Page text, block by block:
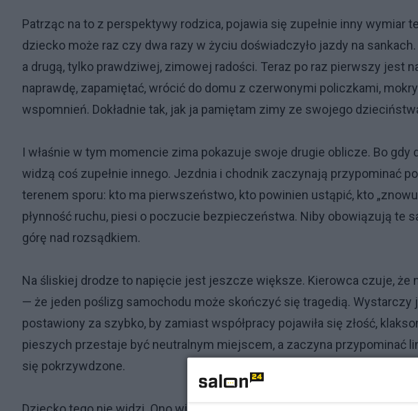
Patrząc na to z perspektywy rodzica, pojawia się zupełnie inny wymiar
dziecko może raz czy dwa razy w życiu doświadczyło jazdy na
a drugą, tylko prawdziwej, zimowej radości. Teraz po raz pierwszy jest
naprawdę, zapamiętać, wrócić do domu z czerwonymi policzkami,
wspomnień. Dokładnie tak, jak ja pamiętam zimy ze swojego
I właśnie w tym momencie zima pokazuje swoje drugie oblicze. Bo gdy
widzą coś zupełnie innego. Jezdnia i chodnik zaczynają przypominać
terenem sporu: kto ma pierwszeństwo, kto powinien ustąpić, kto
płynność ruchu, piesi o poczucie bezpieczeństwa. Niby obowiązują te
górę nad rozsądkiem.
Na śliskiej drodze to napięcie jest jeszcze większe. Kierowca czuje, że
— że jeden poślizg samochodu może skończyć się tragedią. Wystarczy
postawiony za szybko, by zamiast współpracy pojawiła się złość,
pieszych przestaje być neutralnym miejscem, a zaczyna przypominać
się pokrzywdzone.